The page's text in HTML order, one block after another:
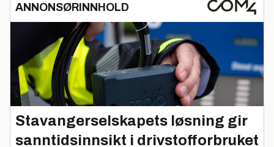
ANNONSØRINNHOLD
Stavangerselskapets løsning gir
sanntidsinnsikt i drivstofforbruket